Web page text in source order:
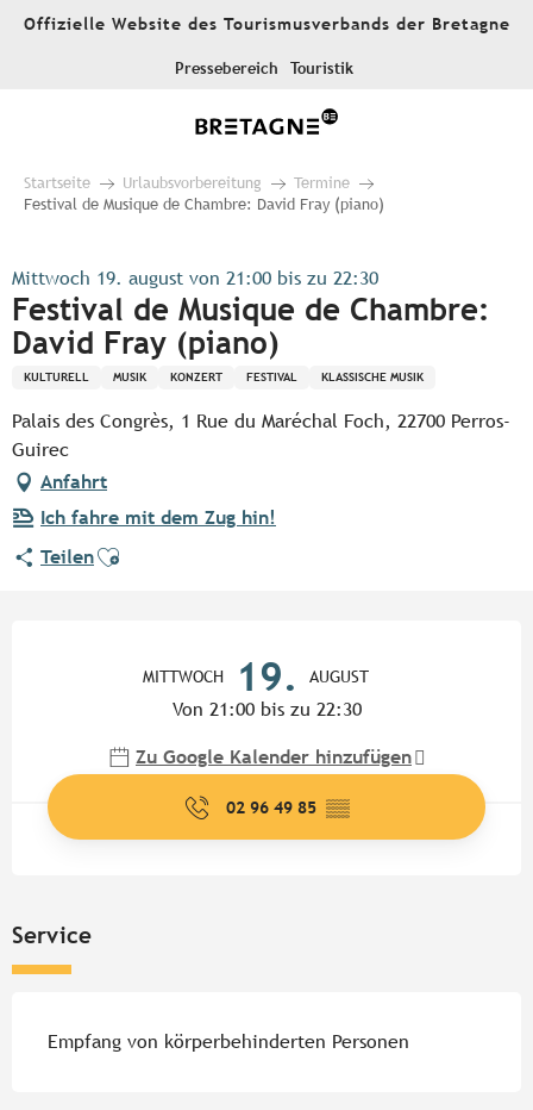
AllerOffizielle Website des Tourismusverbands der Bretagne
Pressebereich Touristik
Startseite Urlaubsvorbereitung
Termine
Festival de Musique de Chambre: David Fray (piano)
Mittwoch 19. august von 21:00 bis zu 22:30
Festival de Musique de Chambre:
David Fray (piano)
KULTURELL MUSIK KONZERT FESTIVAL KLASSISCHE MUSIK
Palais des Congrès, 1 Rue du Maréchal Foch, 22700 Perros-
Guirec
Anfahrt
Ich fahre mit dem Zug hin!
TeilenAjouter aux favoris
MITTWOCH 19. AUGUST
Von 21:00 bis zu 22:30
Zu Google Kalender hinzufügen
02 96 49 85 ▒▒
Service
Empfang von körperbehinderten Personen